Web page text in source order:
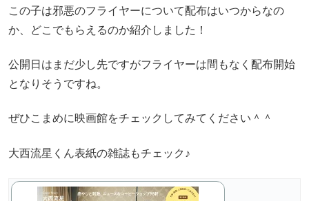
この子は邪悪のフライヤーについて配布はいつからなの
か、どこでもらえるのか紹介しました！
公開日はまだ少し先ですがフライヤーは間もなく配布開始
となりそうですね。
ぜひこまめに映画館をチェックしてみてください＾＾
大西流星くん表紙の雑誌もチェック♪